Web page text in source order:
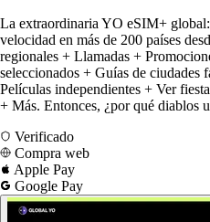
La extraordinaria YO eSIM+
velocidad en más de 200 países
regionales + Llamadas +
seleccionados + Guías de
Películas independientes + Ver
+ Más. Entonces, ¿por qué diablos
Verificado
Compra web
Apple Pay
Google Pay